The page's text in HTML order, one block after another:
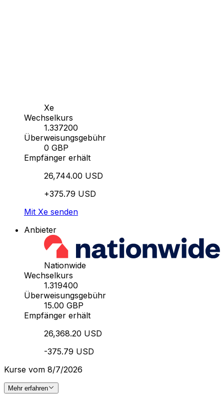
Xe
Wechselkurs
1.337200
Überweisungsgebühr
0 GBP
Empfänger erhält
26,744.00 USD
+375.79 USD
Mit Xe senden
Anbieter
Nationwide
Wechselkurs
1.319400
Überweisungsgebühr
15.00 GBP
Empfänger erhält
26,368.20 USD
-375.79 USD
Kurse vom 8/7/2026
Mehr erfahren